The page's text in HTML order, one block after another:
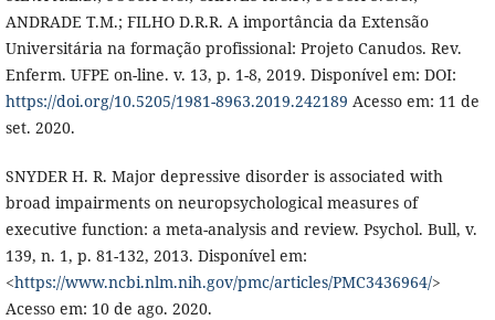
ANDRADE T.M.; FILHO D.R.R. A importância da Extensão
Universitária na formação profissional: Projeto Canudos. Rev.
Enferm. UFPE on-line. v. 13, p. 1-8, 2019. Disponível em: DOI:
https://doi.org/10.5205/1981-8963.2019.242189 Acesso em: 11 de
set. 2020.
SNYDER H. R. Major depressive disorder is associated with
broad impairments on neuropsychological measures of
executive function: a meta-analysis and review. Psychol. Bull, v.
139, n. 1, p. 81-132, 2013. Disponível em:
<https://www.ncbi.nlm.nih.gov/pmc/articles/PMC3436964/>
Acesso em: 10 de ago. 2020.